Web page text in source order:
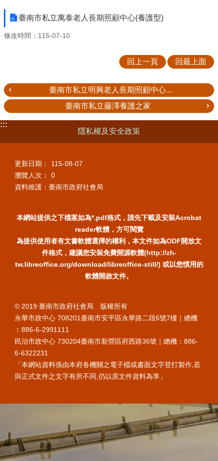
臺南市私立萬泰老人長期照顧中心(養護型)
修改時間：115-07-10
回上一頁 回最上面
臺南市私立明興老人長期照顧中心...
臺南市私立藤澤養護之家
:::
隱私權及安全政策
更新日期：
115-08-07
瀏覽人次：
0
資料維護：臺南市政府社會局
本網站提供之下檔案如為*.pdf格式，請先下載及安裝Acrobat
reader軟體，方可閱覽
為提供使用者有文書軟體選擇的權利，本文件如為ODF開放文
件格式，建議您安裝免費開源軟體(http://zh-
tw.libreoffice.org/download/libreoffice-still/) 或以您慣用的
軟體開啟文件。
© 2019 臺南市政府社會局 版權所有
永華市政中心 708201臺南市安平區永華路二段6號7樓｜總機
︰886-6-2991111
民治市政中心 730204臺南市新營區府西路36號｜總機：886-
6-6322231
「本網站資料係由本府各機關之電子檔或書面文字登打製作,若
與正式文件之文字有所不同,仍以原文件資料為準」